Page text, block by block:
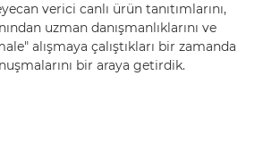
verici canlı ürün tanıtımlarını,
uzman danışmanlıklarını ve
alışmaya çalıştıkları bir zamanda
bir araya getirdik.